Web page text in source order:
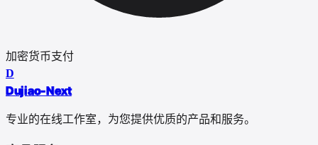
加密货币支付
D
Dujiao-Next
专业的在线工作室，为您提供优质的产品和服务。